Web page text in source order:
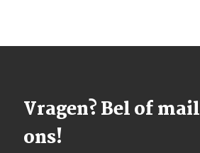
Vragen? Bel of mail
ons!